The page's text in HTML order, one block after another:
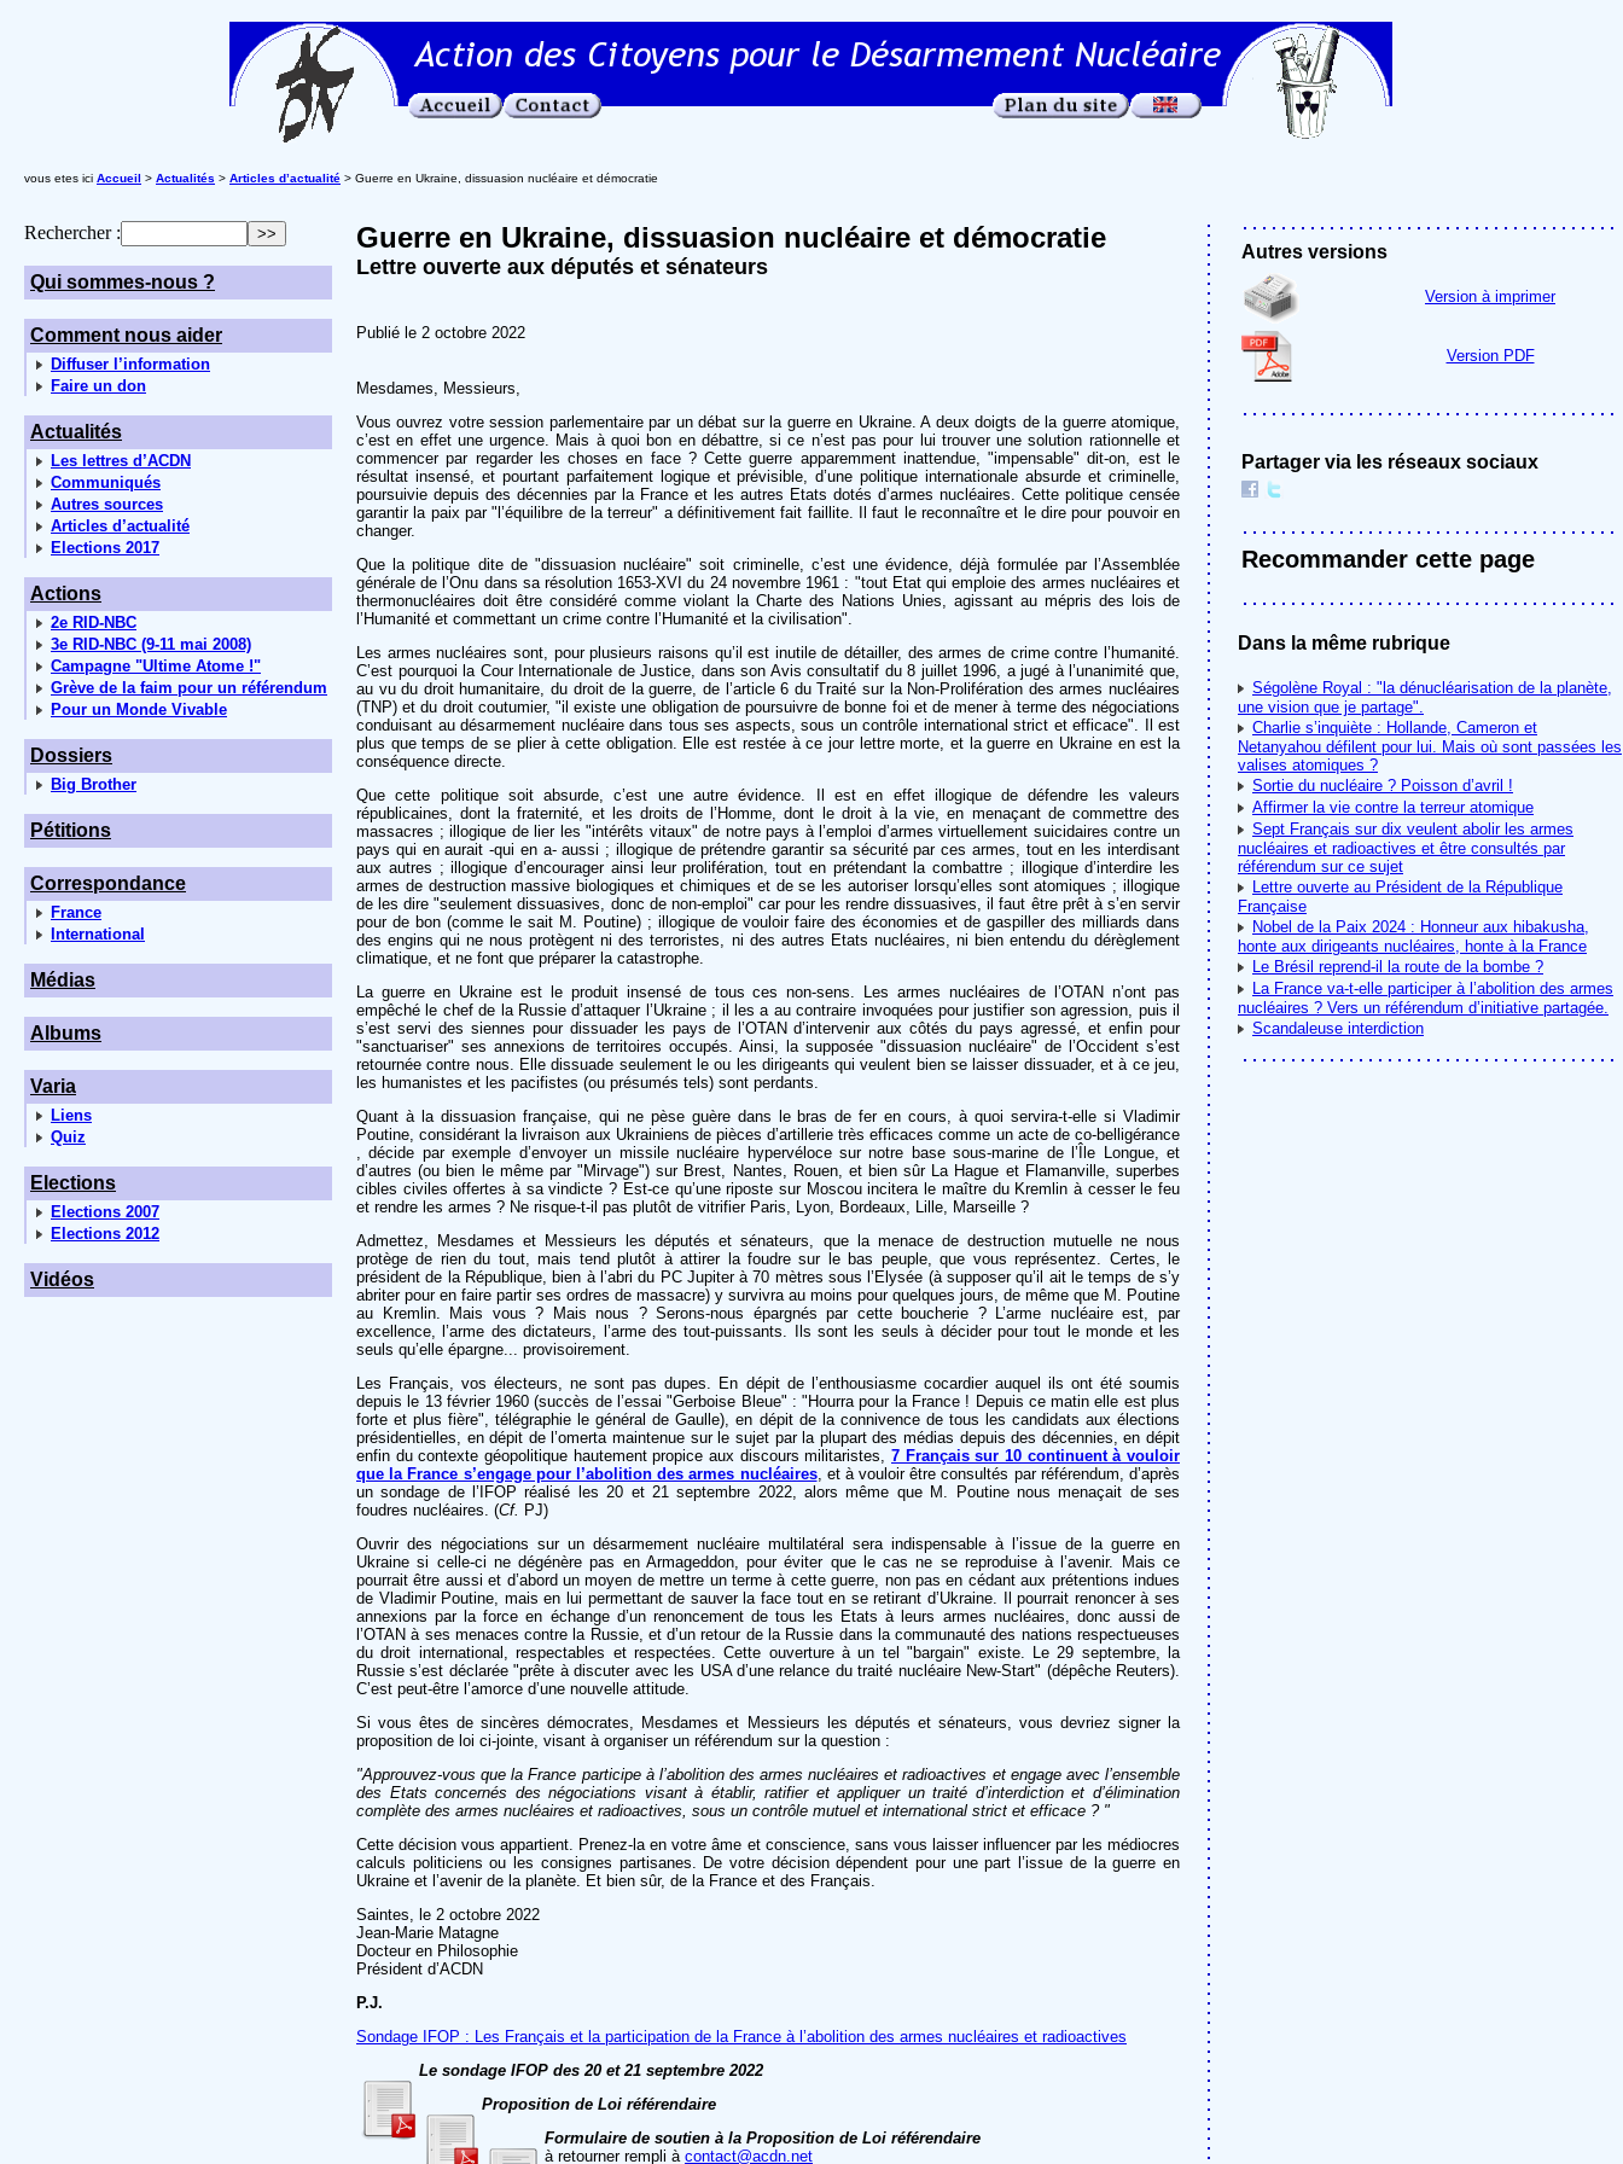
vous etes ici Accueil > Actualités > Articles d’actualité > Guerre en Ukraine, dissuasion nucléaire et démocratie
Rechercher :
Qui sommes-nous ?
Comment nous aider
Diffuser l’information
Faire un don
Actualités
Les lettres d’ACDN
Communiqués
Autres sources
Articles d’actualité
Elections 2017
Actions
2e RID-NBC
3e RID-NBC (9-11 mai 2008)
Campagne "Ultime Atome !"
Grève de la faim pour un référendum
Pour un Monde Vivable
Dossiers
Big Brother
Pétitions
Correspondance
France
International
Médias
Albums
Varia
Liens
Quiz
Elections
Elections 2007
Elections 2012
Vidéos
Guerre en Ukraine, dissuasion nucléaire et démocratie
Lettre ouverte aux députés et sénateurs
Publié le 2 octobre 2022
Mesdames, Messieurs,
Vous ouvrez votre session parlementaire par un débat sur la guerre en Ukraine. A deux doigts de la guerre atomique,
c’est en effet une urgence. Mais à quoi bon en débattre, si ce n’est pas pour lui trouver une solution rationnelle et
commencer par regarder les choses en face ? Cette guerre apparemment inattendue, "impensable" dit-on, est le
résultat insensé, et pourtant parfaitement logique et prévisible, d’une politique internationale absurde et criminelle,
poursuivie depuis des décennies par la France et les autres Etats dotés d’armes nucléaires. Cette politique censée
garantir la paix par "l’équilibre de la terreur" a définitivement fait faillite. Il faut le reconnaître et le dire pour pouvoir en
changer.
Que la politique dite de "dissuasion nucléaire" soit criminelle, c’est une évidence, déjà formulée par l’Assemblée
générale de l’Onu dans sa résolution 1653-XVI du 24 novembre 1961 : "tout Etat qui emploie des armes nucléaires et
thermonucléaires doit être considéré comme violant la Charte des Nations Unies, agissant au mépris des lois de
l’Humanité et commettant un crime contre l’Humanité et la civilisation".
Les armes nucléaires sont, pour plusieurs raisons qu’il est inutile de détailler, des armes de crime contre l’humanité.
C’est pourquoi la Cour Internationale de Justice, dans son Avis consultatif du 8 juillet 1996, a jugé à l’unanimité que,
au vu du droit humanitaire, du droit de la guerre, de l’article 6 du Traité sur la Non-Prolifération des armes nucléaires
(TNP) et du droit coutumier, "il existe une obligation de poursuivre de bonne foi et de mener à terme des négociations
conduisant au désarmement nucléaire dans tous ses aspects, sous un contrôle international strict et efficace". Il est
plus que temps de se plier à cette obligation. Elle est restée à ce jour lettre morte, et la guerre en Ukraine en est la
conséquence directe.
Que cette politique soit absurde, c’est une autre évidence. Il est en effet illogique de défendre les valeurs
républicaines, dont la fraternité, et les droits de l’Homme, dont le droit à la vie, en menaçant de commettre des
massacres ; illogique de lier les "intérêts vitaux" de notre pays à l’emploi d’armes virtuellement suicidaires contre un
pays qui en aurait -qui en a- aussi ; illogique de prétendre garantir sa sécurité par ces armes, tout en les interdisant
aux autres ; illogique d’encourager ainsi leur prolifération, tout en prétendant la combattre ; illogique d’interdire les
armes de destruction massive biologiques et chimiques et de se les autoriser lorsqu’elles sont atomiques ; illogique
de les dire "seulement dissuasives, donc de non-emploi" car pour les rendre dissuasives, il faut être prêt à s’en servir
pour de bon (comme le sait M. Poutine) ; illogique de vouloir faire des économies et de gaspiller des milliards dans
des engins qui ne nous protègent ni des terroristes, ni des autres Etats nucléaires, ni bien entendu du dérèglement
climatique, et ne font que préparer la catastrophe.
La guerre en Ukraine est le produit insensé de tous ces non-sens. Les armes nucléaires de l’OTAN n’ont pas
empêché le chef de la Russie d’attaquer l’Ukraine ; il les a au contraire invoquées pour justifier son agression, puis il
s’est servi des siennes pour dissuader les pays de l’OTAN d’intervenir aux côtés du pays agressé, et enfin pour
"sanctuariser" ses annexions de territoires occupés. Ainsi, la supposée "dissuasion nucléaire" de l’Occident s’est
retournée contre nous. Elle dissuade seulement le ou les dirigeants qui veulent bien se laisser dissuader, et à ce jeu,
les humanistes et les pacifistes (ou présumés tels) sont perdants.
Quant à la dissuasion française, qui ne pèse guère dans le bras de fer en cours, à quoi servira-t-elle si Vladimir
Poutine, considérant la livraison aux Ukrainiens de pièces d’artillerie très efficaces comme un acte de co-belligérance
, décide par exemple d’envoyer un missile nucléaire hypervéloce sur notre base sous-marine de l’Île Longue, et
d’autres (ou bien le même par "Mirvage") sur Brest, Nantes, Rouen, et bien sûr La Hague et Flamanville, superbes
cibles civiles offertes à sa vindicte ? Est-ce qu’une riposte sur Moscou incitera le maître du Kremlin à cesser le feu
et rendre les armes ? Ne risque-t-il pas plutôt de vitrifier Paris, Lyon, Bordeaux, Lille, Marseille ?
Admettez, Mesdames et Messieurs les députés et sénateurs, que la menace de destruction mutuelle ne nous
protège de rien du tout, mais tend plutôt à attirer la foudre sur le bas peuple, que vous représentez. Certes, le
président de la République, bien à l’abri du PC Jupiter à 70 mètres sous l’Elysée (à supposer qu’il ait le temps de s’y
abriter pour en faire partir ses ordres de massacre) y survivra au moins pour quelques jours, de même que M. Poutine
au Kremlin. Mais vous ? Mais nous ? Serons-nous épargnés par cette boucherie ? L’arme nucléaire est, par
excellence, l’arme des dictateurs, l’arme des tout-puissants. Ils sont les seuls à décider pour tout le monde et les
seuls qu’elle épargne... provisoirement.
Les Français, vos électeurs, ne sont pas dupes. En dépit de l’enthousiasme cocardier auquel ils ont été soumis
depuis le 13 février 1960 (succès de l’essai "Gerboise Bleue" : "Hourra pour la France ! Depuis ce matin elle est plus
forte et plus fière", télégraphie le général de Gaulle), en dépit de la connivence de tous les candidats aux élections
présidentielles, en dépit de l’omerta maintenue sur le sujet par la plupart des médias depuis des décennies, en dépit
enfin du contexte géopolitique hautement propice aux discours militaristes, 7 Français sur 10 continuent à vouloir
que la France s’engage pour l’abolition des armes nucléaires, et à vouloir être consultés par référendum, d’après
un sondage de l’IFOP réalisé les 20 et 21 septembre 2022, alors même que M. Poutine nous menaçait de ses
foudres nucléaires. (Cf. PJ)
Ouvrir des négociations sur un désarmement nucléaire multilatéral sera indispensable à l’issue de la guerre en
Ukraine si celle-ci ne dégénère pas en Armageddon, pour éviter que le cas ne se reproduise à l’avenir. Mais ce
pourrait être aussi et d’abord un moyen de mettre un terme à cette guerre, non pas en cédant aux prétentions indues
de Vladimir Poutine, mais en lui permettant de sauver la face tout en se retirant d’Ukraine. Il pourrait renoncer à ses
annexions par la force en échange d’un renoncement de tous les Etats à leurs armes nucléaires, donc aussi de
l’OTAN à ses menaces contre la Russie, et d’un retour de la Russie dans la communauté des nations respectueuses
du droit international, respectables et respectées. Cette ouverture à un tel "bargain" existe. Le 29 septembre, la
Russie s’est déclarée "prête à discuter avec les USA d’une relance du traité nucléaire New-Start" (dépêche Reuters).
C’est peut-être l’amorce d’une nouvelle attitude.
Si vous êtes de sincères démocrates, Mesdames et Messieurs les députés et sénateurs, vous devriez signer la
proposition de loi ci-jointe, visant à organiser un référendum sur la question :
"Approuvez-vous que la France participe à l’abolition des armes nucléaires et radioactives et engage avec l’ensemble
des Etats concernés des négociations visant à établir, ratifier et appliquer un traité d’interdiction et d’élimination
complète des armes nucléaires et radioactives, sous un contrôle mutuel et international strict et efficace ? "
Cette décision vous appartient. Prenez-la en votre âme et conscience, sans vous laisser influencer par les médiocres
calculs politiciens ou les consignes partisanes. De votre décision dépendent pour une part l’issue de la guerre en
Ukraine et l’avenir de la planète. Et bien sûr, de la France et des Français.
Saintes, le 2 octobre 2022
Jean-Marie Matagne
Docteur en Philosophie
Président d’ACDN
P.J.
Sondage IFOP : Les Français et la participation de la France à l’abolition des armes nucléaires et radioactives
Le sondage IFOP des 20 et 21 septembre 2022
Proposition de Loi référendaire
Formulaire de soutien à la Proposition de Loi référendaire
à retourner rempli à contact@acdn.net
Autres versions
Version à imprimer
Version PDF
Partager via les réseaux sociaux
Recommander cette page
Dans la même rubrique
Ségolène Royal : "la dénucléarisation de la planète,
une vision que je partage".
Charlie s’inquiète : Hollande, Cameron et
Netanyahou défilent pour lui. Mais où sont passées les
valises atomiques ?
Sortie du nucléaire ? Poisson d’avril !
Affirmer la vie contre la terreur atomique
Sept Français sur dix veulent abolir les armes
nucléaires et radioactives et être consultés par
référendum sur ce sujet
Lettre ouverte au Président de la République
Française
Nobel de la Paix 2024 : Honneur aux hibakusha,
honte aux dirigeants nucléaires, honte à la France
Le Brésil reprend-il la route de la bombe ?
La France va-t-elle participer à l’abolition des armes
nucléaires ? Vers un référendum d’initiative partagée.
Scandaleuse interdiction